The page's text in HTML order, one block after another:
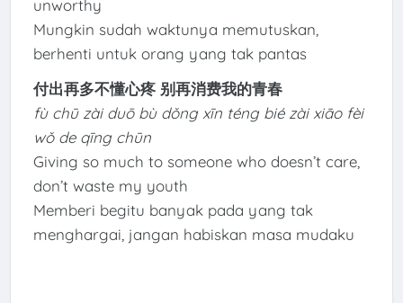
unworthy
Mungkin sudah waktunya memutuskan,
berhenti untuk orang yang tak pantas
付出再多不懂心疼 别再消费我的青春
fù chū zài duō bù dǒng xīn téng bié zài xiāo fèi
wǒ de qīng chūn
Giving so much to someone who doesn’t care,
don’t waste my youth
Memberi begitu banyak pada yang tak
menghargai, jangan habiskan masa mudaku